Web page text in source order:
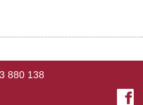
880 138